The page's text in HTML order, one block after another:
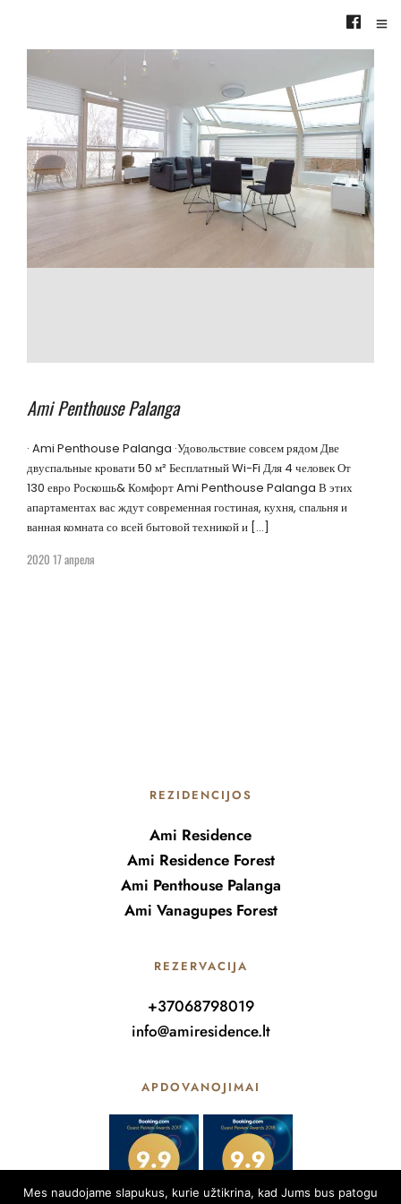
Ami Penthouse Palanga
· Ami Penthouse Palanga ·Удовольствие совсем рядом Две
двуспальные кровати 50 м² Бесплатный Wi-Fi Для 4 человек От
130 евро Роскошь& Комфорт Ami Penthouse Palanga В этих
апартаментах вас ждут современная гостиная, кухня, спальня и
ванная комната со всей бытовой техникой и […]
2020 17 апреля
REZIDENCIJOS
Ami Residence
Ami Residence Forest
Ami Penthouse Palanga
Ami Vanagupes Forest
REZERVACIJA
+37068798019
info@amiresidence.lt
APDOVANOJIMAI
Mes naudojame slapukus, kurie užtikrina, kad Jums bus patogu